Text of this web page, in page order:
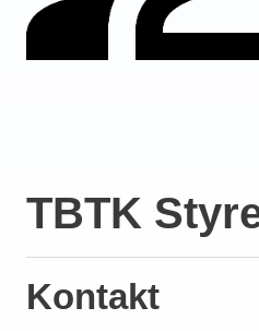
TBTK
Kontakt